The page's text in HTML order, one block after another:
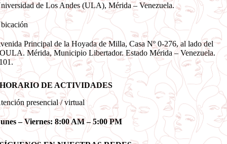
de Los Andes (ULA), Mérida – Venezuela.
Principal de la Hoyada de Milla, Casa Nº 0-276, al lado del
Mérida, Municipio Libertador. Estado Mérida – Venezuela.
HORARIO DE ACTIVIDADES
presencial / virtual
– Viernes: 8:00 AM – 5:00 PM